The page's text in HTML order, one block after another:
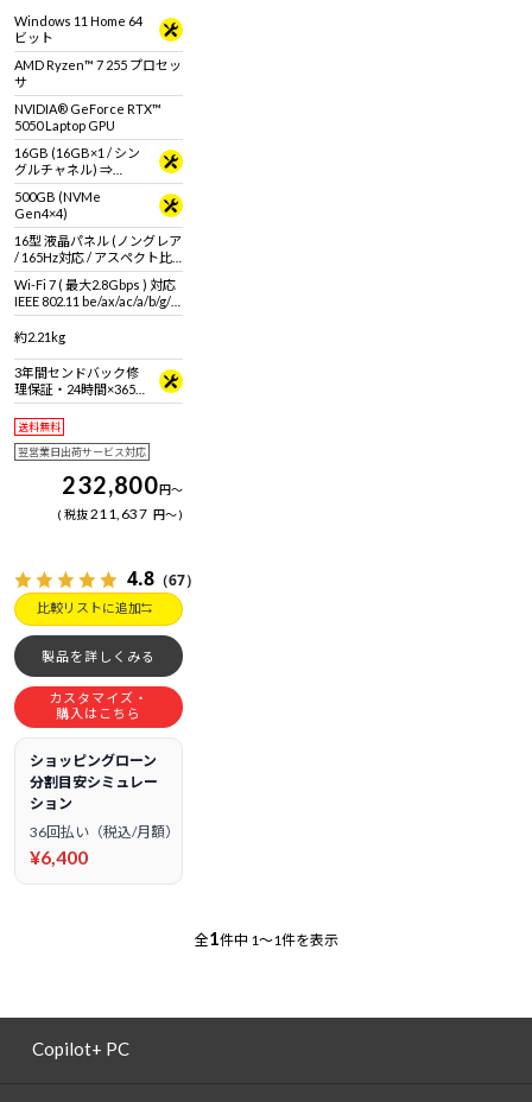
ーズ搭載モデルが登場！筐
体デザインの外観を白一色
に。シャープな筐体に最新
のスペックを搭載。
Windows 11 Home 64
ビット
AMD Ryzen™ 7 255 プロセッ
サ
NVIDIA® GeForce RTX™
5050 Laptop GPU
16GB (16GB×1 / シン
グルチャネル) ⇒
32GB (32GB×1 / シン
グルチャネル)＜ 2026
年7月27日 15時00分～
2026年8月17日 14時59
分＞
500GB (NVMe
Gen4×4)
16型 液晶パネル (ノングレア
/ 165Hz対応 / アスペクト比
16:10)
Wi-Fi 7 ( 最大2.8Gbps ) 対応
IEEE 802.11 be/ax/ac/a/b/g/n
準拠 ＋ Bluetooth 5内蔵
約2.21kg
3年間センドバック修
理保証・24時間×365
日電話サポート
送料無料
翌営業日出荷サービス対応
232,800円～
税抜211,637 円～
4.8 （67）
比較リストに追加
製品を詳しくみる
カスタマイズ・
購入はこちら
ショッピングローン
分割目安シミュレー
ション
36回払い（税込/月額）
¥6,400
全1 件中 1～1件を表示
Copilot+ PC